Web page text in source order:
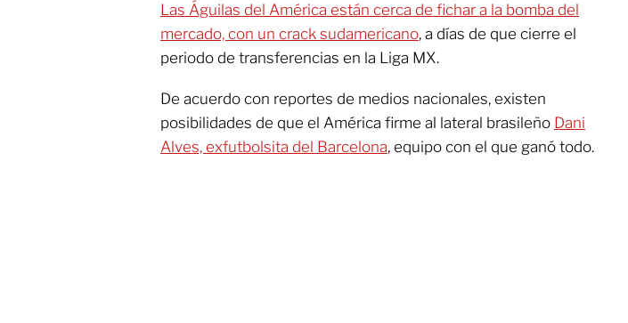
Las Águilas del América están cerca de fichar a la bomba del
mercado, con un crack sudamericano, a días de que cierre el
periodo de transferencias en la Liga MX.
De acuerdo con reportes de medios nacionales, existen
posibilidades de que el América firme al lateral brasileño Dani
Alves, exfutbolsita del Barcelona, equipo con el que ganó todo.